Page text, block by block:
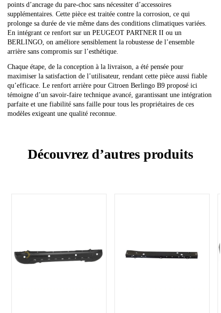
points d’ancrage du pare-choc sans nécessiter d’accessoires
supplémentaires. Cette pièce est traitée contre la corrosion, ce qui
prolonge sa durée de vie même dans des conditions climatiques variées.
En intégrant ce renfort sur un PEUGEOT PARTNER II ou un
BERLINGO, on améliore sensiblement la robustesse de l’ensemble
arrière sans compromis sur l’esthétique.
Chaque étape, de la conception à la livraison, a été pensée pour
maximiser la satisfaction de l’utilisateur, rendant cette pièce aussi fiable
qu’efficace. Le renfort arrière pour Citroen Berlingo B9 proposé ici
témoigne d’un savoir-faire technique avancé, garantissant une intégration
parfaite et une fiabilité sans faille pour tous les propriétaires de ces
modèles exigeant une qualité reconnue.
Découvrez d’autres produits